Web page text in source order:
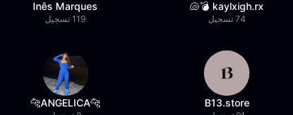
kaylxigh.rx 💣🐚
74 تسجيل
Inês Marques
119 تسجيل
B13.store
🐆ANGELICA🐆